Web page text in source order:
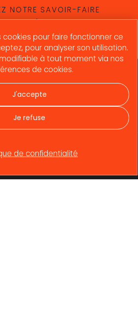
cookies pour faire fonctionner ce
pour analyser son utilisation.
à tout moment via nos
de cookies.
J'accepte
Je refuse
de confidentialité
NOTRE SAVOIR-FAIRE
compétences
Contactez-nous !
Contactez-nous !